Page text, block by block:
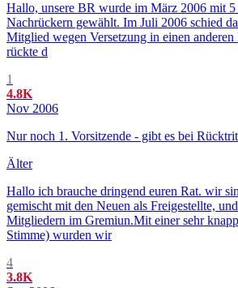
Hallo, unsere BR wurde im März 2006 mit
Nachrückern gewählt. Im Juli 2006 schied
Mitglied wegen Versetzung in einen
rückte d
1
4.8K
Nov 2006
Nur noch 1. Vorsitzende - gibt es bei
Älter
Hallo ich brauche dringend euren Rat. wir
gemischt mit den Neuen als Freigestellte,
Mitgliedern im Gremiun.Mit einer sehr
Stimme) wurden wir
4
3.8K